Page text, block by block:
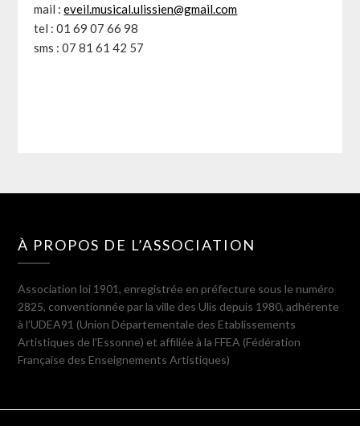
mail :eveil.musical.ulissien@gmail.com
tel : 01 69 07 66 98
sms : 07 81 61 42 57
À PROPOS DE L’ASSOCIATION
Association loi 1901, enregistrée en préfecture sous le numéro
2825, conventionnée par la ville des Ulis depuis 1980, adhérente
à l’UDEA91 (Union Départementale des Etablissements
Artistiques de l’Essonne) et affiliée à la FFEA (Fédération
Française des Enseignements Artistiques)